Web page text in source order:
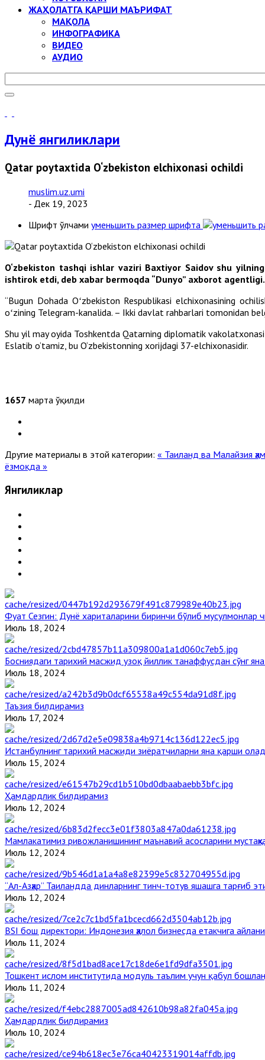
ЖАҲОЛАТГА ҚАРШИ МАЪРИФАТ
МАҚОЛА
ИНФОГРАФИКА
ВИДЕО
АУДИО
Дунё янгиликлари
Qatar poytaxtida O‘zbekiston elchixonasi ochildi
muslim.uz.umi
- Дек 19, 2023
Шрифт ўлчами уменьшить размер шрифта
O‘zbekiston tashqi ishlar vaziri Baxtiyor Saidov shu
ishtirok etdi, deb xabar bermoqda “Dunyo” axborot agentligi.
“Bugun Dohada Oʻzbekiston Respublikasi elchixonasining
oʻzining Telegram-kanalida. – Ikki davlat rahbarlari tomonidan
Shu yil may oyida Toshkentda Qatarning diplomatik
Eslatib o‘tamiz, bu O‘zbekistonning xorijdagi 37-elchixonasidir.
1657 марта ўқилди
Другие материалы в этой категории: « Таиланд ва Малайзия
ёзмоқда »
Янгиликлар
Фуат Сезгин: Дунё хариталарини биринчи бўлиб мусулмонлар
Июль 18, 2024
Босниядаги тарихий масжид узоқ йиллик танаффусдан сўнг
Июль 18, 2024
Таъзия билдирамиз
Июль 17, 2024
Истанбулнинг тарихий масжиди зиёратчиларни яна қарши
Июль 15, 2024
Ҳамдардлик билдирамиз
Июль 12, 2024
Мамлакатимиз ривожланишининг маънавий асосларини
Июль 12, 2024
“Ал-Азҳар” Таиландда динларнинг тинч-тотув яшашга тарғиб
Июль 12, 2024
BSI бош директори: Индонезия ҳалол бизнесда етакчига
Июль 11, 2024
Тошкент ислом институтида модуль таълим учун қабул
Июль 11, 2024
Ҳамдардлик билдирамиз
Июль 10, 2024